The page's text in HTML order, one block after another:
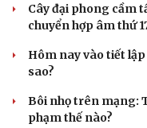
Cây đại phong cầm
chuyển hợp âm thứ
Hôm nay vào tiết
sao?
Bôi nhọ trên mạng:
phạm thế nào?